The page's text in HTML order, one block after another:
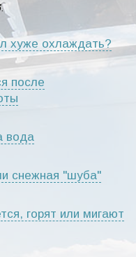
.
хуже охлаждать?
после
вода
снежная "шуба"
горят или мигают